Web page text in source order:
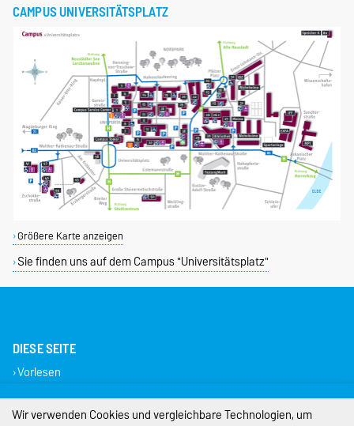
CAMPUS UNIVERSITÄTSPLATZ
Größere Karte anzeigen
Sie finden uns auf dem Campus "Universitätsplatz"
DIESE SEITE
Vorlesen
Impressum
Wir verwenden Cookies und vergleichbare Technologien, um